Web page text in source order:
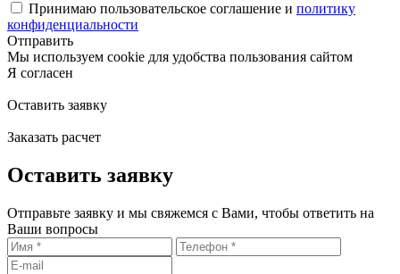
Принимаю пользовательское соглашение и политику
конфиденциальности
Отправить
Мы используем cookie для удобства пользования сайтом
Я согласен
Оставить заявку
Заказать расчет
Оставить заявку
Отправьте заявку и мы свяжемся с Вами, чтобы ответить на
Ваши вопросы